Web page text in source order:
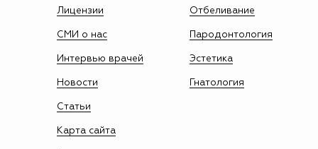
Лицензии
СМИ о нас
Интервью врачей
Новости
Статьи
Карта сайта
Отбеливание
Пародонтология
Эстетика
Гнатология